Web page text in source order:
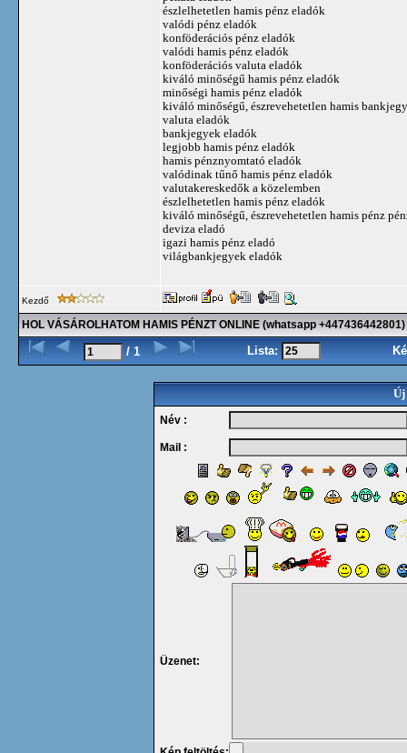
észlelhetetlen hamis pénz eladók
valódi pénz eladók
konföderációs pénz eladók
valódi hamis pénz eladók
konföderációs valuta eladók
kiváló minőségű hamis pénz eladók
minőségi hamis pénz eladók
kiváló minőségű, észrevehetetlen hamis
valuta eladók
bankjegyek eladók
legjobb hamis pénz eladók
hamis pénznyomtató eladók
valódinak tűnő hamis pénz eladók
valutakereskedők a közelemben
észlelhetetlen hamis pénz eladók
kiváló minőségű, észrevehetetlen hamis pénz
deviza eladó
igazi hamis pénz eladó
világbankjegyek eladók
Kezdő
HOL VÁSÁROLHATOM HAMIS PÉNZT ONLINE (whatsapp +447436442801)
/ 1 Lista:
Új
Név :
Mail :
Üzenet: